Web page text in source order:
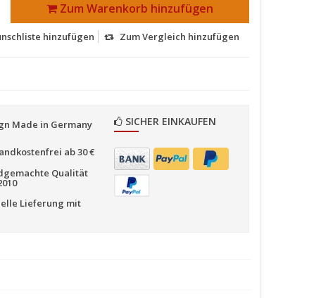
Zum Warenkorb hinzufügen
hinzufügen Zum Vergleich hinzufügen
Made in Germany
ab 30 €
Qualität
Lieferung mit
SICHER EINKAUFEN